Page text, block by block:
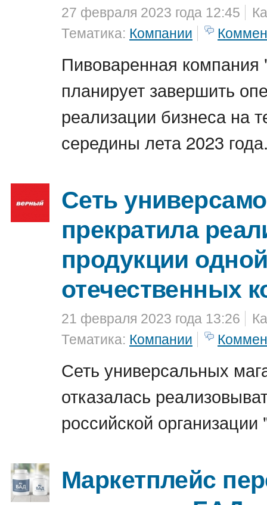
27 февраля 2023 года 12:45
Тематика: Компании
Пивоваренная компания
планирует завершить
реализации бизнеса на
середины лета 2023
Сеть
прекратила
продукции
отечественных
21 февраля 2023 года 13:26
Тематика: Компании
Сеть универсальных
отказалась
российской организации
Маркетплейс